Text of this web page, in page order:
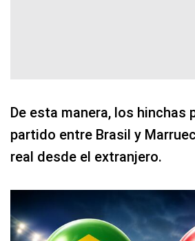
De esta manera, los hinchas
partido entre Brasil y
real desde el extranjero.